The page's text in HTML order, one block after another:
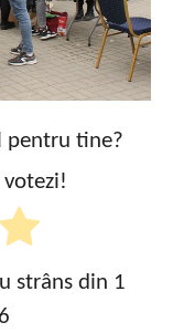
pentru tine?
votezi!
strâns din 1